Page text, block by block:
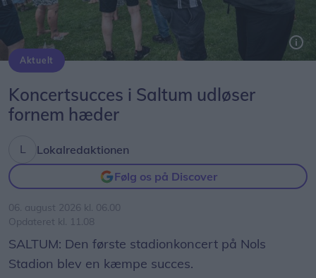
Aktuelt
Koncertsucces i Saltum udløser
fornem hæder
Lokalredaktionen
Følg os på Discover
06. august 2026 kl. 06.00
Opdateret kl. 11.08
SALTUM: Den første stadionkoncert på Nols
Stadion blev en kæmpe succes.